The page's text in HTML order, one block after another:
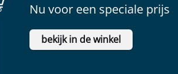
Nu voor een speciale prijs
bekijk in de winkel